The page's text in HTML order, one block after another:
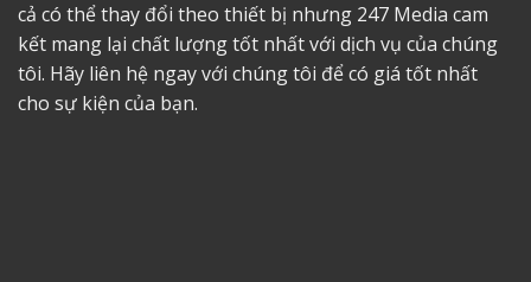
cả có thể thay đổi theo thiết bị nhưng 247 Media cam
kết mang lại chất lượng tốt nhất với dịch vụ của chúng
tôi. Hãy liên hệ ngay với chúng tôi để có giá tốt nhất
cho sự kiện của bạn.